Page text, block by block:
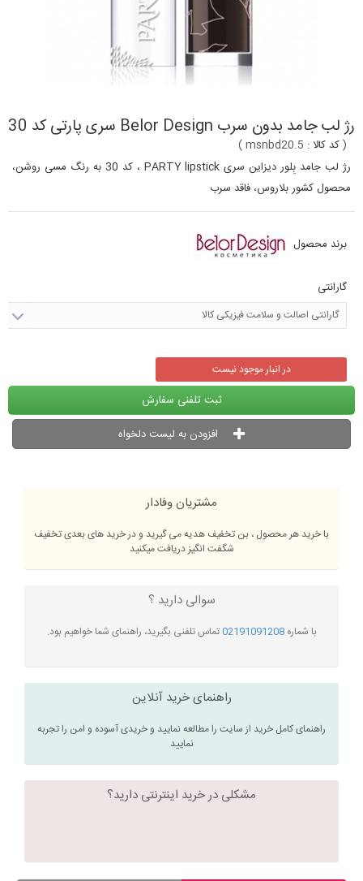
رژ لب جامد بدون سرب Belor Design سری پارتی کد 30
(کد کالا : msnbd20.5
)
رژ لب جامد بِلور دیزاین سری PARTY lipstick ، کد 30 به رنگ مسی روشن،
محصول کشور بلاروس، فاقد سرب
برند محصول
گارانتی
گارانتی اصالت و سلامت فیزیکی کالا
در انبار موجود نیست
ثبت تلفنی سفارش
افزودن به لیست دلخواه
مشتریان وفادار
با خرید هر محصول ، بن تخفیف هدیه می گیرید و در خرید های بعدی تخفیف
شگفت انگیز دریافت میکنید
سوالی دارید ؟
با شماره02191091208تماس تلفنی بگیرید، راهنمای شما خواهیم بود.
راهنمای خرید آنلاین
راهنمای کامل خرید از سایت را مطالعه نمایید و خریدی آسوده و امن را تجربه
نمایید
مشکلی در خرید اینترنتی دارید؟